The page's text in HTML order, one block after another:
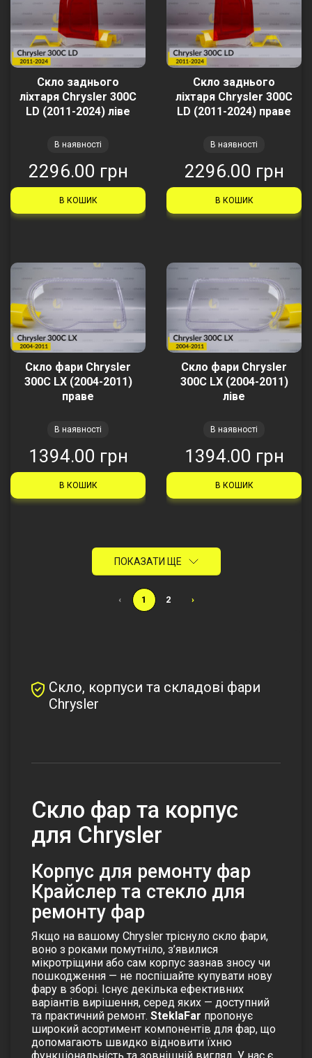
Скло заднього
ліхтаря Chrysler 300C
LD (2011-2024) ліве
В наявності
2296.00 грн
В КОШИК
Скло заднього
ліхтаря Chrysler 300C
LD (2011-2024) праве
В наявності
2296.00 грн
В КОШИК
Скло фари Chrysler
300C LX (2004-2011)
праве
В наявності
1394.00 грн
В КОШИК
Скло фари Chrysler
300C LX (2004-2011)
ліве
В наявності
1394.00 грн
В КОШИК
ПОКАЗАТИ ЩЕ
‹ 1 2 ›
Скло, корпуси та складові фари
Chrysler
Скло фар та корпус
для Chrysler
Корпус для ремонту фар
Крайслер та стекло для
ремонту фар
Якщо на вашому Chrysler тріснуло скло фари,
воно з роками помутніло, з’явилися
мікротріщини або сам корпус зазнав зносу чи
пошкодження — не поспішайте купувати нову
фару в зборі. Існує декілька ефективних
варіантів вирішення, серед яких — доступний
та практичний ремонт. SteklaFar пропонує
широкий асортимент компонентів для фар, що
допомагають швидко відновити їхню